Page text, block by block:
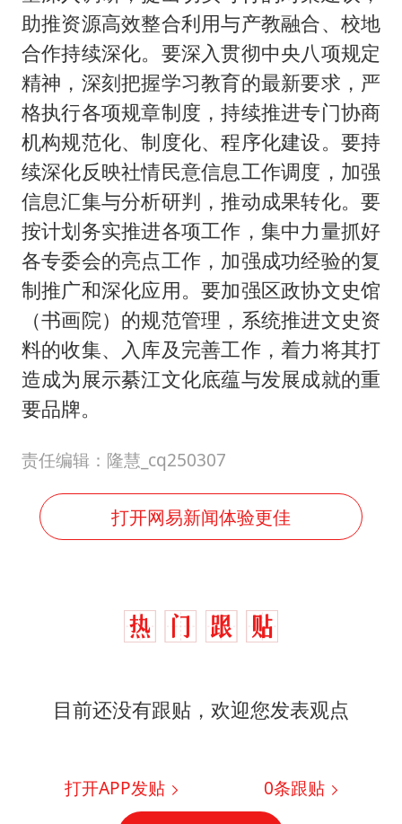
助推资源高效整合利用与产教融合、校地
合作持续深化。要深入贯彻中央八项规定
精神，深刻把握学习教育的最新要求，严
格执行各项规章制度，持续推进专门协商
机构规范化、制度化、程序化建设。要持
续深化反映社情民意信息工作调度，加强
信息汇集与分析研判，推动成果转化。要
按计划务实推进各项工作，集中力量抓好
各专委会的亮点工作，加强成功经验的复
制推广和深化应用。要加强区政协文史馆
（书画院）的规范管理，系统推进文史资
料的收集、入库及完善工作，着力将其打
造成为展示綦江文化底蕴与发展成就的重
要品牌。
责任编辑：隆慧_cq250307
打开网易新闻体验更佳
目前还没有跟贴，欢迎您发表观点
打开APP发贴 0条跟贴